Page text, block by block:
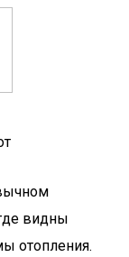
видны
отопления.